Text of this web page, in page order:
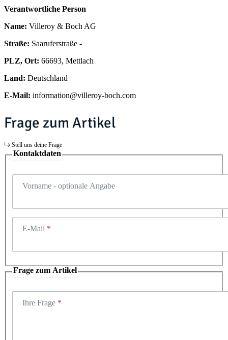
Verantwortliche Person
Name: Villeroy & Boch AG
Straße: Saaruferstraße -
PLZ, Ort: 66693, Mettlach
Land: Deutschland
E-Mail: information@villeroy-boch.com
Frage zum Artikel
Stell uns deine Frage
Kontaktdaten
Vorname - optionale Angabe
E-Mail
Frage zum Artikel
Ihre Frage